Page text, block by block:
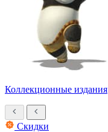
Коллекционные издания
Скидки